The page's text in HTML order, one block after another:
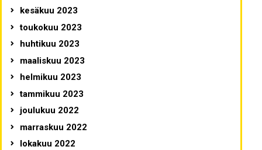
kesäkuu 2023
toukokuu 2023
huhtikuu 2023
maaliskuu 2023
helmikuu 2023
tammikuu 2023
joulukuu 2022
marraskuu 2022
lokakuu 2022